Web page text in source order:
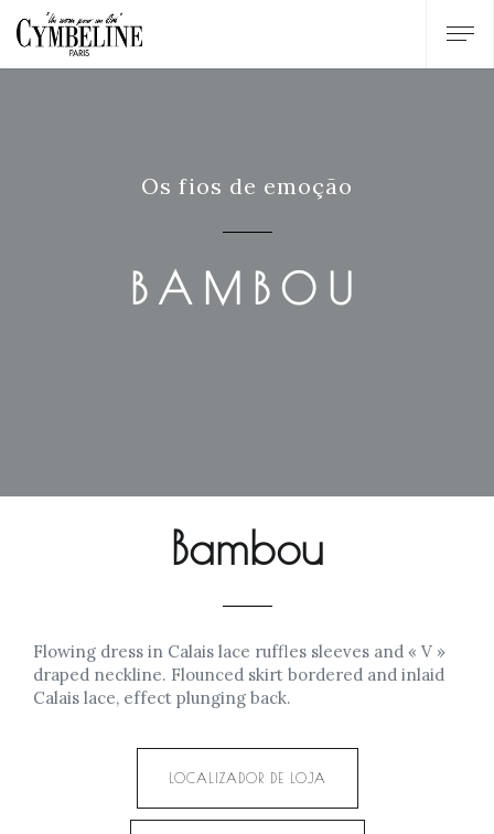
Os fios de emoção
BAMBOU
Bambou
Flowing dress in Calais lace ruffles sleeves and « V »
draped neckline. Flounced skirt bordered and inlaid
Calais lace, effect plunging back.
LOCALIZADOR DE LOJA